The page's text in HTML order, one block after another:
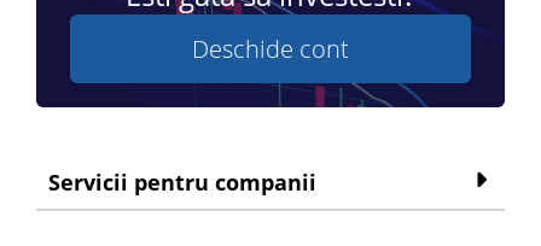
Deschide cont
Servicii pentru companii